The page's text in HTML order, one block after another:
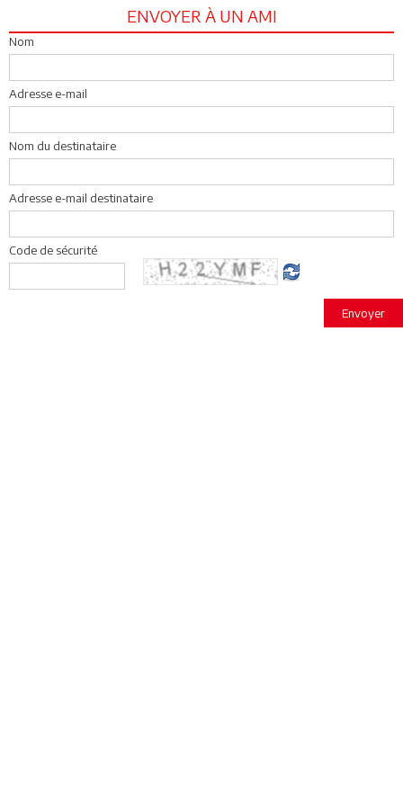
ENVOYER À UN AMI
Nom
Adresse e-mail
Nom du destinataire
Adresse e-mail destinataire
Code de sécurité
Envoyer